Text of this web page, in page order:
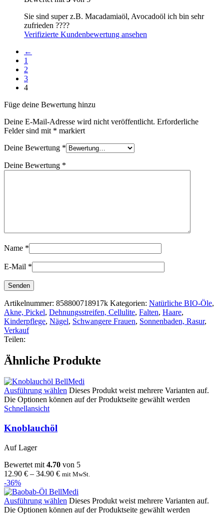
Sie sind super z.B. Macadamiaöl, Avocadoöl ich bin sehr
zufrieden ????
Verifizierte Kundenbewertung ansehen
←
1
2
3
4
Füge deine Bewertung hinzu
Deine E-Mail-Adresse wird nicht veröffentlicht. Erforderliche
Felder sind mit * markiert
Deine Bewertung *
Deine Bewertung *
Name *
E-Mail *
Artikelnummer: 858800718917k Kategorien: Natürliche BIO-Öle,
Akne, Pickel, Dehnungsstreifen, Cellulite, Falten, Haare,
Kinderpflege, Nägel, Schwangere Frauen, Sonnenbaden, Rasur,
Verkauf
Teilen:
Ähnliche Produkte
Ausführung wählen Dieses Produkt weist mehrere Varianten auf.
Die Optionen können auf der Produktseite gewählt werden
Schnellansicht
Knoblauchöl
Auf Lager
Bewertet mit 4.70 von 5
12.90 € – 34.90 € mit MwSt.
-36%
Ausführung wählen Dieses Produkt weist mehrere Varianten auf.
Die Optionen können auf der Produktseite gewählt werden